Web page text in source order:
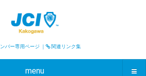
ンバー専用ページ ｜ 関連リンク集
menu